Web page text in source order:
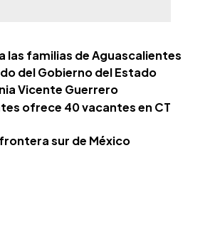
las familias de Aguascalientes
del Gobierno del Estado
Vicente Guerrero
ofrece 40 vacantes en CT
sur de México